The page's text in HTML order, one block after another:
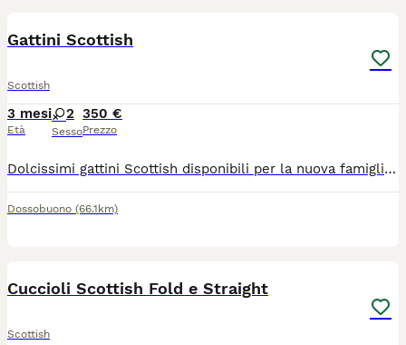
Gattini Scottish
Scottish
3 mesi
Età
2
Sesso
350 €
Prezzo
Dolcissimi gattini Scottish disponibili per la nuova famiglia, sono molto adorabili e giocherellone , usano la lettiera e mangiano da soli, amano tantissimo stare nella compagnia delle persone,
Dossobuono (66.1km)
Cuccioli Scottish Fold e Straight
Scottish